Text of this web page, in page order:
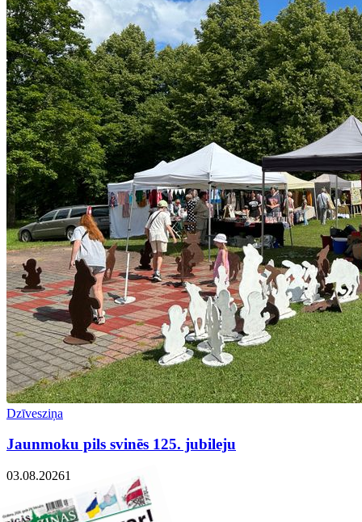
Dzīvesziņa
Jaunmoku pils svinēs 125. jubileju
03.08.20261